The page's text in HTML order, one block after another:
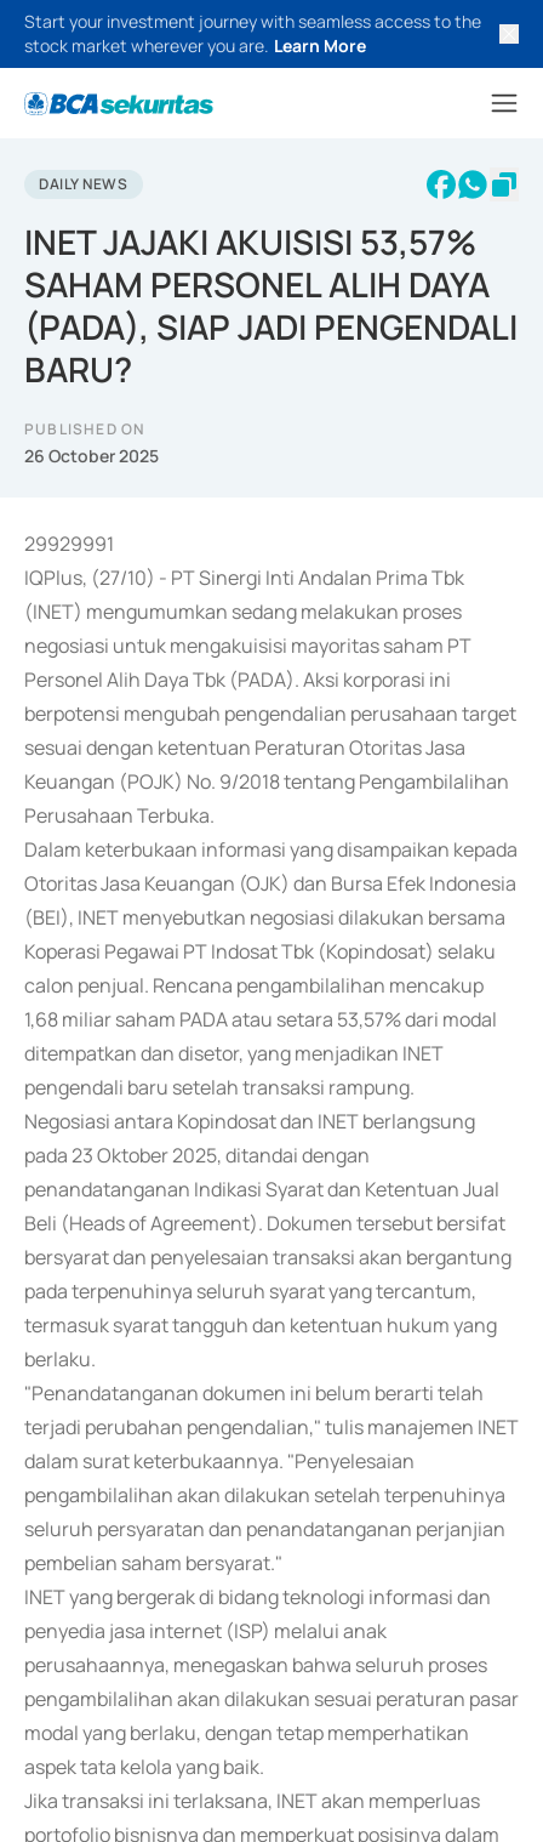
Start your investment journey with seamless access to the
stock market wherever you are. Learn More
DAILY NEWS
INET JAJAKI AKUISISI 53,57%
SAHAM PERSONEL ALIH DAYA
(PADA), SIAP JADI PENGENDALI
BARU?
PUBLISHED ON
26 October 2025
29929991
IQPlus, (27/10) - PT Sinergi Inti Andalan Prima Tbk
(INET) mengumumkan sedang melakukan proses
negosiasi untuk mengakuisisi mayoritas saham PT
Personel Alih Daya Tbk (PADA). Aksi korporasi ini
berpotensi mengubah pengendalian perusahaan target
sesuai dengan ketentuan Peraturan Otoritas Jasa
Keuangan (POJK) No. 9/2018 tentang Pengambilalihan
Perusahaan Terbuka.
Dalam keterbukaan informasi yang disampaikan kepada
Otoritas Jasa Keuangan (OJK) dan Bursa Efek Indonesia
(BEI), INET menyebutkan negosiasi dilakukan bersama
Koperasi Pegawai PT Indosat Tbk (Kopindosat) selaku
calon penjual. Rencana pengambilalihan mencakup
1,68 miliar saham PADA atau setara 53,57% dari modal
ditempatkan dan disetor, yang menjadikan INET
pengendali baru setelah transaksi rampung.
Negosiasi antara Kopindosat dan INET berlangsung
pada 23 Oktober 2025, ditandai dengan
penandatanganan Indikasi Syarat dan Ketentuan Jual
Beli (Heads of Agreement). Dokumen tersebut bersifat
bersyarat dan penyelesaian transaksi akan bergantung
pada terpenuhinya seluruh syarat yang tercantum,
termasuk syarat tangguh dan ketentuan hukum yang
berlaku.
"Penandatanganan dokumen ini belum berarti telah
terjadi perubahan pengendalian," tulis manajemen INET
dalam surat keterbukaannya. "Penyelesaian
pengambilalihan akan dilakukan setelah terpenuhinya
seluruh persyaratan dan penandatanganan perjanjian
pembelian saham bersyarat."
INET yang bergerak di bidang teknologi informasi dan
penyedia jasa internet (ISP) melalui anak
perusahaannya, menegaskan bahwa seluruh proses
pengambilalihan akan dilakukan sesuai peraturan pasar
modal yang berlaku, dengan tetap memperhatikan
aspek tata kelola yang baik.
Jika transaksi ini terlaksana, INET akan memperluas
portofolio bisnisnya dan memperkuat posisinya dalam